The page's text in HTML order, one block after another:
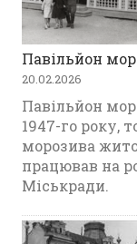
Павільйон
20.02.2026
Павільйон
1947-го року,
морозива
працював на
Міськради.